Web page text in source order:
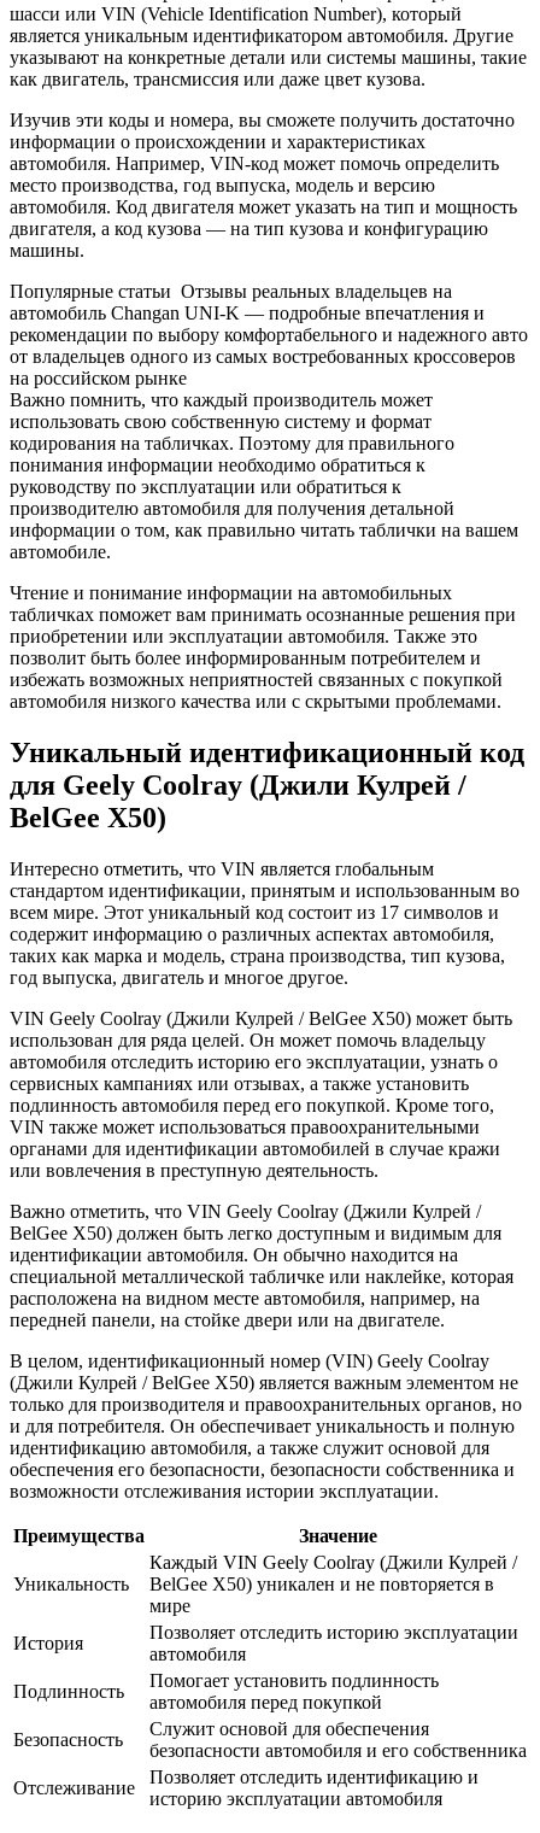
шасси или VIN (Vehicle Identification Number), который
является уникальным идентификатором автомобиля. Другие
указывают на конкретные детали или системы машины, такие
как двигатель, трансмиссия или даже цвет кузова.
Изучив эти коды и номера, вы сможете получить достаточно
информации о происхождении и характеристиках
автомобиля. Например, VIN-код может помочь определить
место производства, год выпуска, модель и версию
автомобиля. Код двигателя может указать на тип и мощность
двигателя, а код кузова — на тип кузова и конфигурацию
машины.
Популярные статьи Отзывы реальных владельцев на
автомобиль Changan UNI-K — подробные впечатления и
рекомендации по выбору комфортабельного и надежного авто
от владельцев одного из самых востребованных кроссоверов
на российском рынке
Важно помнить, что каждый производитель может
использовать свою собственную систему и формат
кодирования на табличках. Поэтому для правильного
понимания информации необходимо обратиться к
руководству по эксплуатации или обратиться к
производителю автомобиля для получения детальной
информации о том, как правильно читать таблички на вашем
автомобиле.
Чтение и понимание информации на автомобильных
табличках поможет вам принимать осознанные решения при
приобретении или эксплуатации автомобиля. Также это
позволит быть более информированным потребителем и
избежать возможных неприятностей связанных с покупкой
автомобиля низкого качества или с скрытыми проблемами.
Уникальный идентификационный код
для Geely Coolray (Джили Кулрей /
BelGee X50)
Интересно отметить, что VIN является глобальным
стандартом идентификации, принятым и использованным во
всем мире. Этот уникальный код состоит из 17 символов и
содержит информацию о различных аспектах автомобиля,
таких как марка и модель, страна производства, тип кузова,
год выпуска, двигатель и многое другое.
VIN Geely Coolray (Джили Кулрей / BelGee X50) может быть
использован для ряда целей. Он может помочь владельцу
автомобиля отследить историю его эксплуатации, узнать о
сервисных кампаниях или отзывах, а также установить
подлинность автомобиля перед его покупкой. Кроме того,
VIN также может использоваться правоохранительными
органами для идентификации автомобилей в случае кражи
или вовлечения в преступную деятельность.
Важно отметить, что VIN Geely Coolray (Джили Кулрей /
BelGee X50) должен быть легко доступным и видимым для
идентификации автомобиля. Он обычно находится на
специальной металлической табличке или наклейке, которая
расположена на видном месте автомобиля, например, на
передней панели, на стойке двери или на двигателе.
В целом, идентификационный номер (VIN) Geely Coolray
(Джили Кулрей / BelGee X50) является важным элементом не
только для производителя и правоохранительных органов, но
и для потребителя. Он обеспечивает уникальность и полную
идентификацию автомобиля, а также служит основой для
обеспечения его безопасности, безопасности собственника и
возможности отслеживания истории эксплуатации.
Преимущества Значение
Уникальность
Каждый VIN Geely Coolray (Джили Кулрей /
BelGee X50) уникален и не повторяется в
мире
История
Позволяет отследить историю эксплуатации
автомобиля
Подлинность
Помогает установить подлинность
автомобиля перед покупкой
Безопасность
Служит основой для обеспечения
безопасности автомобиля и его собственника
Отслеживание
Позволяет отследить идентификацию и
историю эксплуатации автомобиля